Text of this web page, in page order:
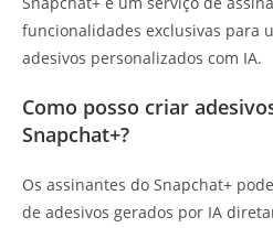
funcionalidades exclusivas para
adesivos personalizados com IA.
Como posso criar
Snapchat+?
Os assinantes do Snapchat+
de adesivos gerados por IA